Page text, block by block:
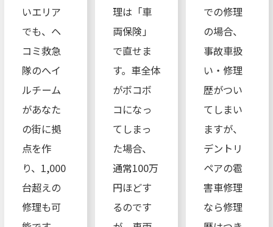
いエリア
でも、ヘ
コミ救急
隊のへイ
ルチーム
があなた
の街に拠
点を作
り、1,000
台超えの
修理も可
理は「車
両保険」
で直せま
す。車全体
がボコボ
コになっ
てしまっ
た場合、
通常100万
円ほどす
るのです
での修理
の場合、
事故車扱
い・修理
歴がつい
てしまい
ますが、
デントリ
ペアの雹
害車修理
なら修理